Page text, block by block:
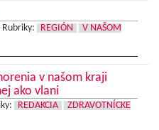
Rubriky: REGIÓN
V NAŠOM
v našom kraji
ako vlani
REDAKCIA
ZDRAVOTNÍCKE